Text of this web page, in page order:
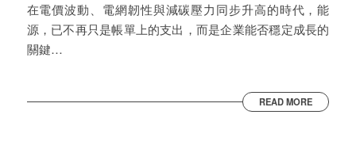
在電價波動、電網韌性與減碳壓力同步升高的時代，能
源，已不再只是帳單上的支出，而是企業能否穩定成長的
關鍵…
READ MORE